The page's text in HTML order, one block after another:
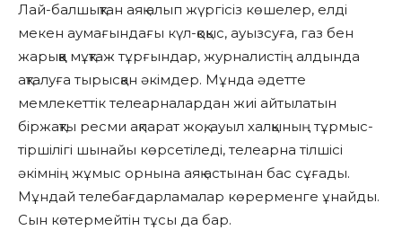
Лай-балшықтан аяқ алып жүргісіз көшелер, елді
мекен аумағындағы күл-қоқыс, ауызсуға, газ бен
жарыққа мұқтаж тұрғындар, журналистің алдында
ақталуға тырысқан әкімдер. Мұнда әдетте
мемлекеттік телеарналардан жиі айтылатын
біржақты ресми ақпарат жоқ, ауыл халқының тұрмыс-
тіршілігі шынайы көрсетіледі, телеарна тілшісі
әкімнің жұмыс орнына аяқ астынан бас сұғады.
Мұндай телебағдарламалар көрерменге ұнайды.
Сын көтермейтін тұсы да бар.